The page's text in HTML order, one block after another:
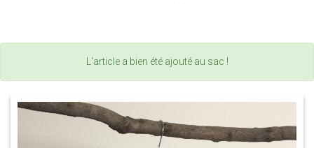
L'article a bien été ajouté au sac !